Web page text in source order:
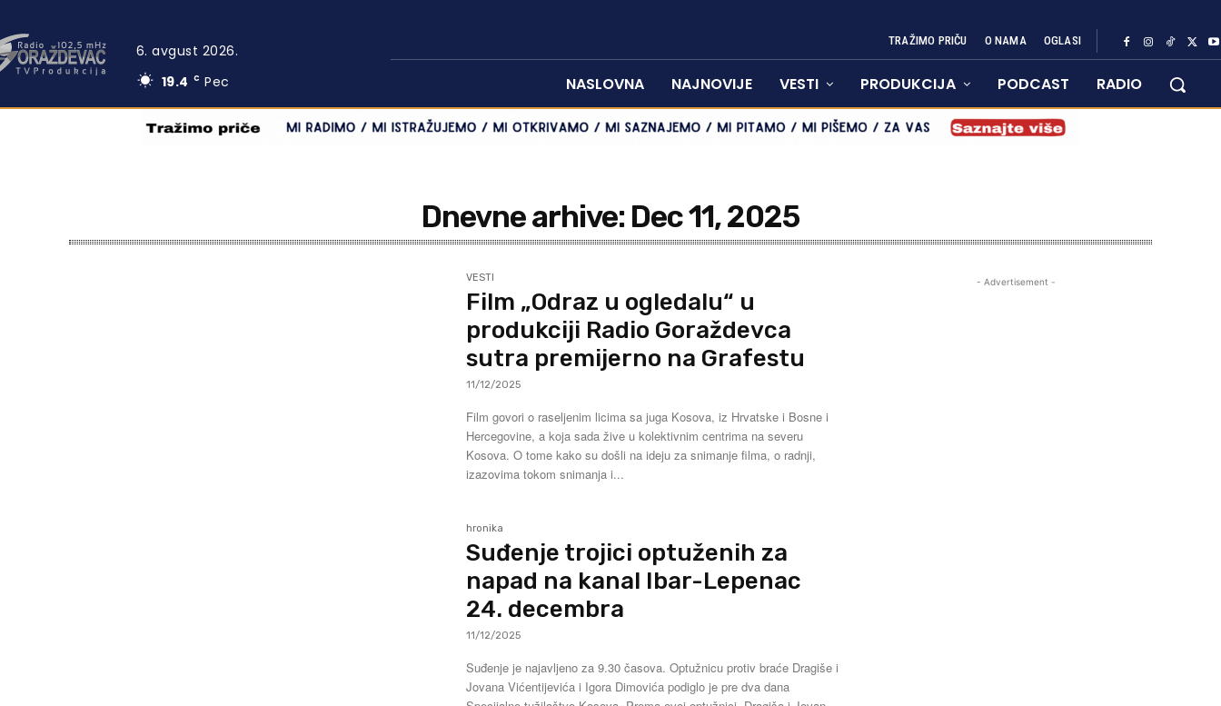
6. avgust 2026.
19.4
C Pec
TRAŽIMO PRIČU O NAMA OGLASI
NASLOVNA NAJNOVIJE VESTI PRODUKCIJA PODCAST RADIO
Dnevne arhive: Dec 11, 2025
VESTI
Film „Odraz u ogledalu“ u
produkciji Radio Goraždevca
sutra premijerno na Grafestu
11/12/2025
Film govori o raseljenim licima sa juga Kosova, iz Hrvatske i Bosne i
Hercegovine, a koja sada žive u kolektivnim centrima na severu
Kosova. O tome kako su došli na ideju za snimanje filma, o radnji,
izazovima tokom snimanja i...
hronika
Suđenje trojici optuženih za
napad na kanal Ibar-Lepenac
24. decembra
11/12/2025
Suđenje je najavljeno za 9.30 časova. Optužnicu protiv braće Dragiše i
Jovana Vićentijevića i Igora Dimovića podiglo je pre dva dana
- Advertisement -